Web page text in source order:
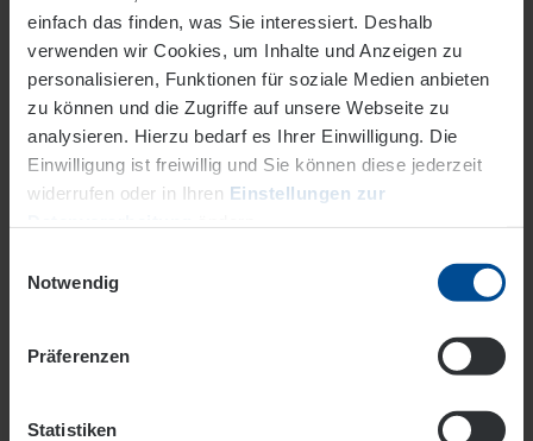
einfach das finden, was Sie interessiert. Deshalb
verwenden wir Cookies, um Inhalte und Anzeigen zu
personalisieren, Funktionen für soziale Medien anbieten
zu können und die Zugriffe auf unsere Webseite zu
analysieren. Hierzu bedarf es Ihrer Einwilligung. Die
Einwilligung ist freiwillig und Sie können diese jederzeit
widerrufen oder in Ihren Einstellungen zur
Datenschutz
Notwendig
Präferenzen
Statistiken
Hilfe kommt.
Innerhalb einer Stunde.
Ohne Zusatzkosten!